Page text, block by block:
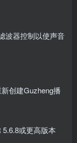
波器控制以使声音
创建Guzheng播
5.6.8或更高版本